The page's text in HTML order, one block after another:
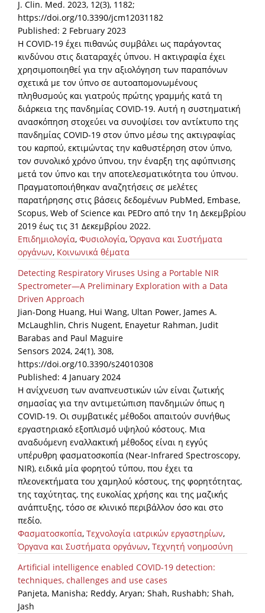
J. Clin. Med. 2023, 12(3), 1182;
https://doi.org/10.3390/jcm12031182
Published: 2 February 2023
Η COVID-19 έχει πιθανώς συμβάλει ως παράγοντας
κινδύνου στις διαταραχές ύπνου. Η ακτιγραφία έχει
χρησιμοποιηθεί για την αξιολόγηση των παραπόνων
σχετικά με τον ύπνο σε αυτοαπομονωμένους
πληθυσμούς και γιατρούς πρώτης γραμμής κατά τη
διάρκεια της πανδημίας COVID-19. Αυτή η συστηματική
ανασκόπηση στοχεύει να συνοψίσει τον αντίκτυπο της
πανδημίας COVID-19 στον ύπνο μέσω της ακτιγραφίας
του καρπού, εκτιμώντας την καθυστέρηση στον ύπνο,
τον συνολικό χρόνο ύπνου, την έναρξη της αφύπνισης
μετά τον ύπνο και την αποτελεσματικότητα του ύπνου.
Πραγματοποιήθηκαν αναζητήσεις σε μελέτες
παρατήρησης στις βάσεις δεδομένων PubMed, Embase,
Scopus, Web of Science και PEDro από την 1η Δεκεμβρίου
2019 έως τις 31 Δεκεμβρίου 2022.
Επιδημιολογία, Φυσιολογία,Όργανα και Συστήματα
οργάνων, Κοινωνικά θέματα
Detecting Respiratory Viruses Using a Portable NIR
Spectrometer—A Preliminary Exploration with a Data
Driven Approach
Jian-Dong Huang, Hui Wang, Ultan Power, James A.
McLaughlin, Chris Nugent, Enayetur Rahman, Judit
Barabas and Paul Maguire
Sensors 2024, 24(1), 308,
https://doi.org/10.3390/s24010308
Published: 4 January 2024
Η ανίχνευση των αναπνευστικών ιών είναι ζωτικής
σημασίας για την αντιμετώπιση πανδημιών όπως η
COVID-19. Οι συμβατικές μέθοδοι απαιτούν συνήθως
εργαστηριακό εξοπλισμό υψηλού κόστους. Μια
αναδυόμενη εναλλακτική μέθοδος είναι η εγγύς
υπέρυθρη φασματοσκοπία (Near-Infrared Spectroscopy,
NIR), ειδικά μία φορητού τύπου, που έχει τα
πλεονεκτήματα του χαμηλού κόστους, της φορητότητας,
της ταχύτητας, της ευκολίας χρήσης και της μαζικής
ανάπτυξης, τόσο σε κλινικό περιβάλλον όσο και στο
πεδίο.
Φασματοσκοπία, Τεχνολογία ιατρικών εργαστηρίων,
Όργανα και Συστήματα οργάνων, Τεχνητή νοημοσύνη
Artificial intelligence enabled COVID-19 detection:
techniques, challenges and use cases
Panjeta, Manisha; Reddy, Aryan; Shah, Rushabh; Shah,
Jash